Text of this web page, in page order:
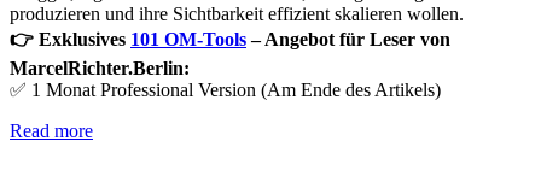
produzieren und ihre Sichtbarkeit effizient skalieren wollen.
👉 Exklusives 101 OM-Tools– Angebot für Leser von
MarcelRichter.Berlin:
✅ 1 Monat Professional Version (Am Ende des Artikels)
Read more